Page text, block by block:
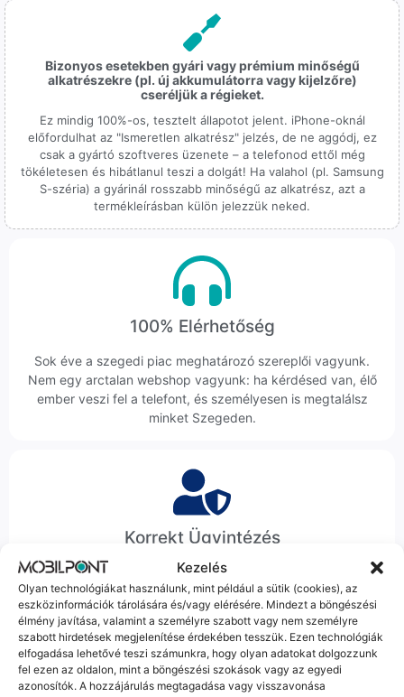
Kezelés
Olyan technológiákat használunk, mint például a sütik (cookies), az
eszközinformációk tárolására és/vagy elérésére. Mindezt a böngészési
élmény javítása, valamint a személyre szabott vagy nem személyre
szabott hirdetések megjelenítése érdekében tesszük. Ezen technológiák
elfogadása lehetővé teszi számunkra, hogy olyan adatokat dolgozzunk
fel ezen az oldalon, mint a böngészési szokások vagy az egyedi
azonosítók. A hozzájárulás megtagadása vagy visszavonása
Bizonyos esetekben gyári vagy prémium minőségű
alkatrészekre (pl. új akkumulátorra vagy kijelzőre)
cseréljük a régieket.
Ez mindig 100%-os, tesztelt állapotot jelent. iPhone-oknál
előfordulhat az "Ismeretlen alkatrész" jelzés, de ne aggódj, ez
csak a gyártó szoftveres üzenete – a telefonod ettől még
tökéletesen és hibátlanul teszi a dolgát! Ha valahol (pl. Samsung
S-széria) a gyárinál rosszabb minőségű az alkatrész, azt a
termékleírásban külön jelezzük neked.
100% Elérhetőség
Sok éve a szegedi piac meghatározó szereplői vagyunk.
Nem egy arctalan webshop vagyunk: ha kérdésed van, élő
ember veszi fel a telefont, és személyesen is megtalálsz
minket Szegeden.
Korrekt Ügyintézés
Hibázni emberi dolog, de a felelősségvállalás nálunk alap.
Ha ritkán előfordul egy hiba, nem kifogásokat keresünk,
hanem megoldást. Szakértő kollégáink azonnal kézbe
veszik az ügyedet.